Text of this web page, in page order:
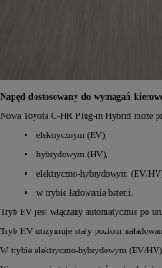
Napęd dostosowany do wymagań
Nowa Toyota C-HR Plug-in Hybrid może
elektrycznym (EV),
hybrydowym (HV),
elektryczno-hybrydowym (EV/
w trybie ładowania baterii.
Tryb EV jest włączany automatycznie po
Tryb HV utrzymuje stały poziom
W trybie elektryczno-hybrydowym (EV/